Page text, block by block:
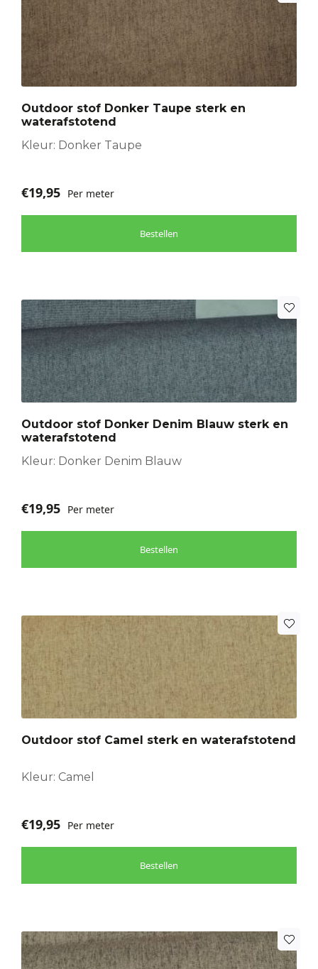
Outdoor stof Donker Taupe sterk en
waterafstotend
Kleur: Donker Taupe
€19,95 Per meter
Bestellen
Outdoor stof Donker Denim Blauw sterk en
waterafstotend
Kleur: Donker Denim Blauw
€19,95 Per meter
Bestellen
Outdoor stof Camel sterk en waterafstotend
Kleur: Camel
€19,95 Per meter
Bestellen